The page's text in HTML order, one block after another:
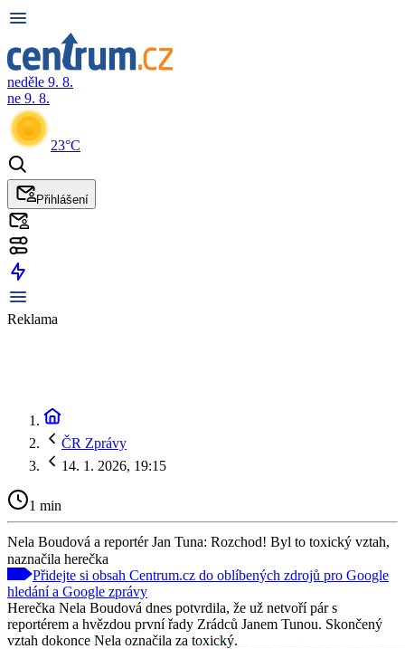
neděle 9. 8.
ne 9. 8.
23°C
Přihlášení
Reklama
ČR Zprávy
14. 1. 2026, 19:15
1 min
Nela Boudová a reportér Jan Tuna: Rozchod! Byl to toxický vztah,
naznačila herečka
Přidejte si obsah Centrum.cz do oblíbených zdrojů pro Google
hledání a Google zprávy
Herečka Nela Boudová dnes potvrdila, že už netvoří pár s
reportérem a hvězdou první řady Zrádců Janem Tunou. Skončený
vztah dokonce Nela označila za toxický.